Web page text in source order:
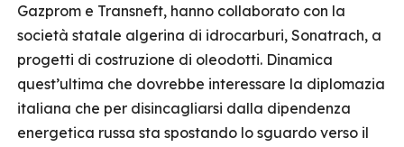
Gazprom e Transneft, hanno collaborato con la
società statale algerina di idrocarburi, Sonatrach, a
progetti di costruzione di oleodotti. Dinamica
quest’ultima che dovrebbe interessare la diplomazia
italiana che per disincagliarsi dalla dipendenza
energetica russa sta spostando lo sguardo verso il